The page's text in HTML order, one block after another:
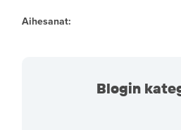
Aihesanat:
Blogin